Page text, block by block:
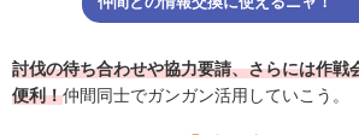
討伐の待ち合わせや協力要請、さらには作戦
便利！仲間同士でガンガン活用していこう。